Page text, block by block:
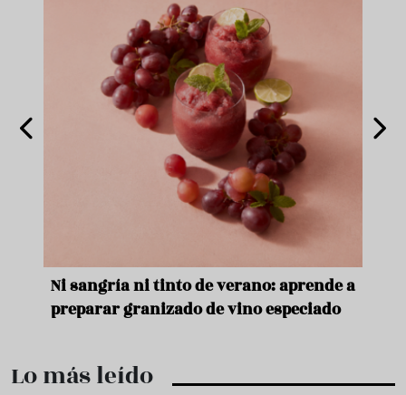
Ni sangría ni tinto de verano: aprende a
preparar granizado de vino especiado
Lo más leído